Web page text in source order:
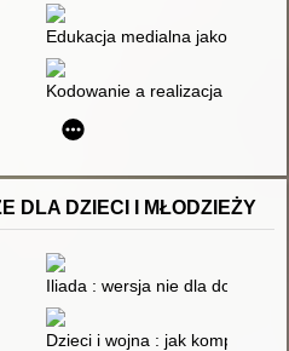
- czas zacząć!
Edukacja medialna jako forma
aspekty nowych
Kodowanie a realizacja
: o czym powinniśmy
DLA DZIECI I MŁODZIEŻY
inspiracji w codziennym
Iliada : wersja nie dla dorosłych
1945-1970 : scenariusz lekcji
Dzieci i wojna : jak